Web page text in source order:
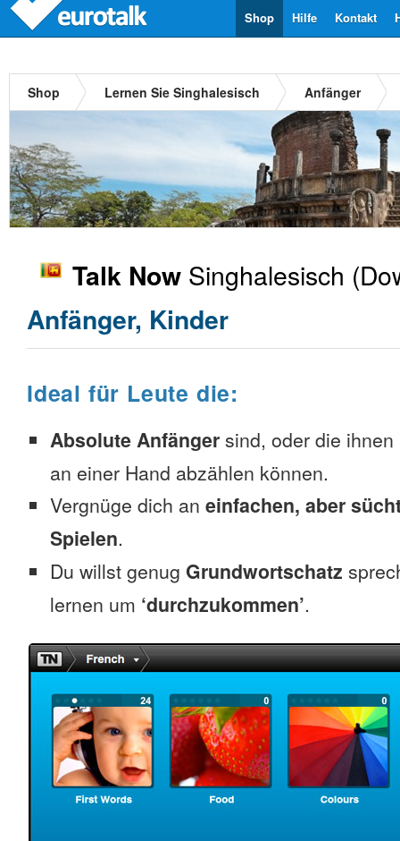
Kontakt
Hilfe
Shop
Shop Lernen Sie Singhalesisch Anfänger
Talk Now Singhalesisch
Anfänger, Kinder
Ideal für Leute die:
Absolute Anfänger sind, oder die
an einer Hand abzählen können.
Vergnüge dich an einfachen, aber
Spielen.
Du willst genug Grundwortschatz
lernen um ‘durchzukommen’.